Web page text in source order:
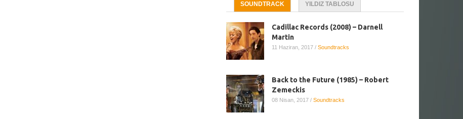
SOUNDTRACK YILDIZ TABLOSU
Cadillac Records (2008) – Darnell
Martin
11 Haziran, 2017 / Soundtracks
Back to the Future (1985) – Robert
Zemeckis
08 Nisan, 2017 / Soundtracks